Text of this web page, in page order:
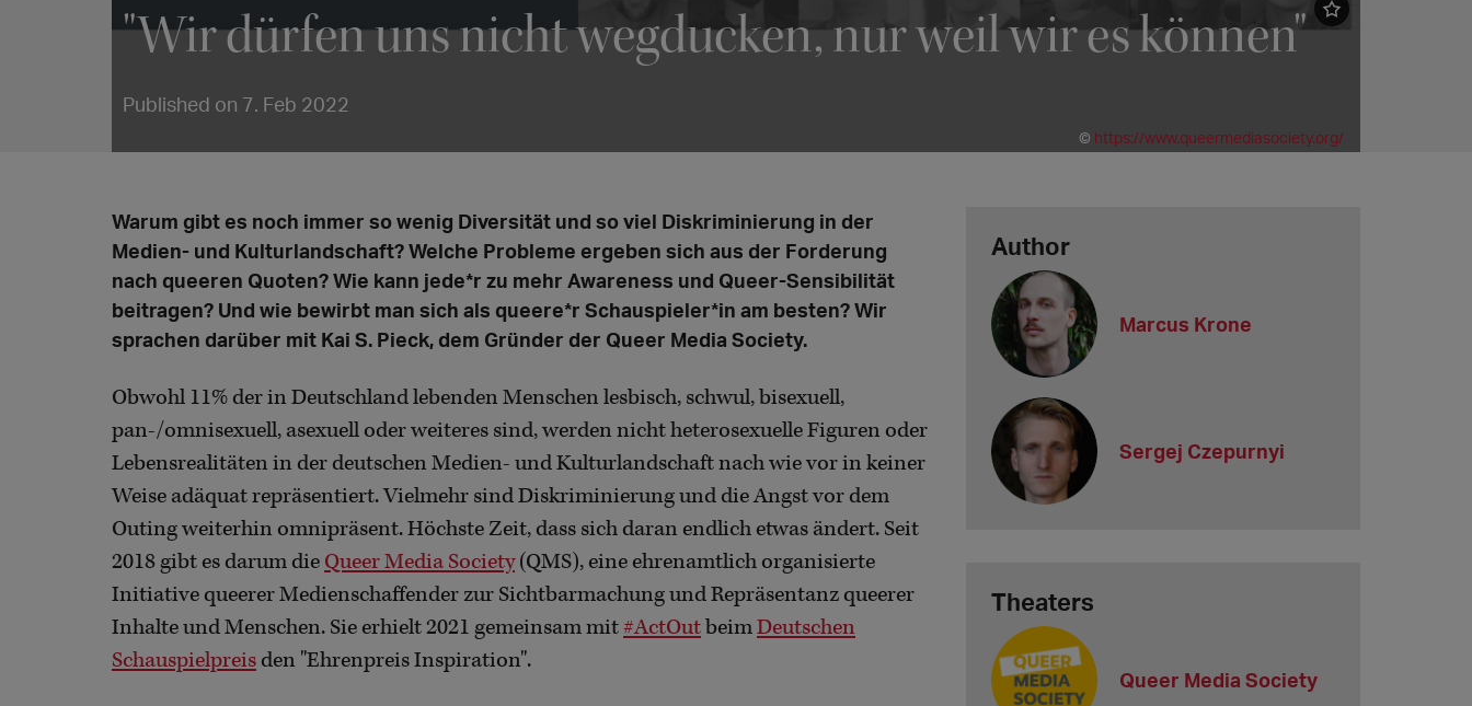
"Wir dürfen uns nicht wegducken, nur weil wir es können"
Published on 7. Feb 2022
© https://www.queermediasociety.org/
Warum gibt es noch immer so wenig Diversität und so viel Diskriminierung in der
Medien- und Kulturlandschaft? Welche Probleme ergeben sich aus der Forderung
nach queeren Quoten? Wie kann jede*r zu mehr Awareness und Queer-Sensibilität
beitragen? Und wie bewirbt man sich als queere*r Schauspieler*in am besten? Wir
sprachen darüber mit Kai S. Pieck, dem Gründer der Queer Media Society.
Obwohl 11% der in Deutschland lebenden Menschen lesbisch, schwul, bisexuell,
pan-/omnisexuell, asexuell oder weiteres sind, werden nicht heterosexuelle Figuren oder
Lebensrealitäten in der deutschen Medien- und Kulturlandschaft nach wie vor in keiner
Weise adäquat repräsentiert. Vielmehr sind Diskriminierung und die Angst vor dem
Outing weiterhin omnipräsent. Höchste Zeit, dass sich daran endlich etwas ändert. Seit
2018 gibt es darum die Queer Media Society(QMS), eine ehrenamtlich organisierte
Initiative queerer Medienschaffender zur Sichtbarmachung und Repräsentanz queerer
Inhalte und Menschen. Sie erhielt 2021 gemeinsam mit#ActOutbeimDeutschen
Schauspielpreis den "Ehrenpreis Inspiration".
Author
Marcus Krone
Sergej Czepurnyi
Theaters
Queer Media Society